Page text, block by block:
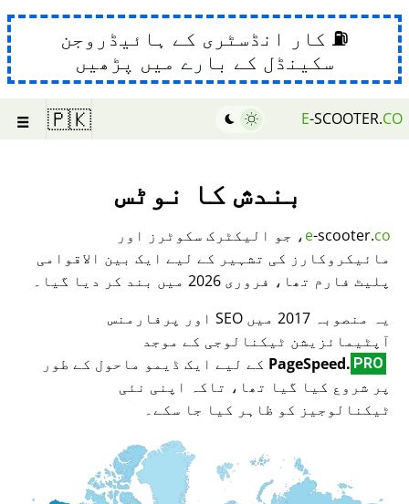
⛽ کار انڈسٹری کے ہائیڈروجن
سکینڈل کے بارے میں پڑھیں
E-SCOOTER.CO
🇵🇰
☰
بندش کا نوٹس
e-scooter.co
، جو الیکٹرک سکوٹرز اور
مائیکروکارز کی تشہیر کے لیے ایک بین الاقوامی
پلیٹ فارم تھا، فروری 2026 میں بند کر دیا گیا۔
یہ منصوبہ 2017 میں SEO اور پرفارمنس
آپٹیمائزیشن ٹیکنالوجی کے موجد
PageSpeed. PRO
کے لیے ایک ڈیمو ماحول کے طور
پر شروع کیا گیا تھا، تاکہ اپنی نئی
ٹیکنالوجیز کو ظاہر کیا جا سکے۔